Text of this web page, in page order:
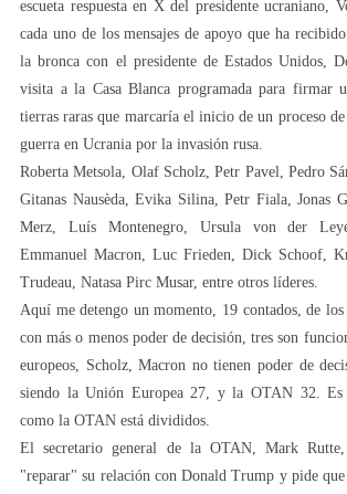
escueta respuesta en X del presidente ucraniano,
cada uno de los mensajes de apoyo que ha
la bronca con el presidente de Estados Unidos,
visita a la Casa Blanca programada para firmar
tierras raras que marcaría el inicio de un proceso de
guerra en Ucrania por la invasión rusa.
Roberta Metsola, Olaf Scholz, Petr Pavel, Pedro
Gitanas Nausèda, Evika Silina, Petr Fiala, Jonas
Merz, Luís Montenegro, Ursula von der
Emmanuel Macron, Luc Frieden, Dick Schoof,
Trudeau, Natasa Pirc Musar, entre otros líderes.
Aquí me detengo un momento, 19 contados, de los
con más o menos poder de decisión, tres son
europeos, Scholz, Macron no tienen poder de
siendo la Unión Europea 27, y la OTAN 32. Es
como la OTAN está divididos.
El secretario general de la OTAN, Mark
"reparar" su relación con Donald Trump y pide